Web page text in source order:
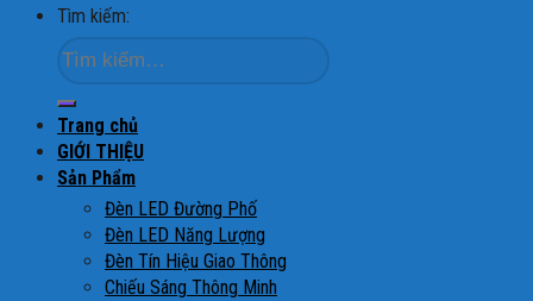
Tìm kiếm:
Trang chủ
GIỚI THIỆU
Sản Phẩm
Đèn LED Đường Phố
Đèn LED Năng Lượng
Đèn Tín Hiệu Giao Thông
Chiếu Sáng Thông Minh